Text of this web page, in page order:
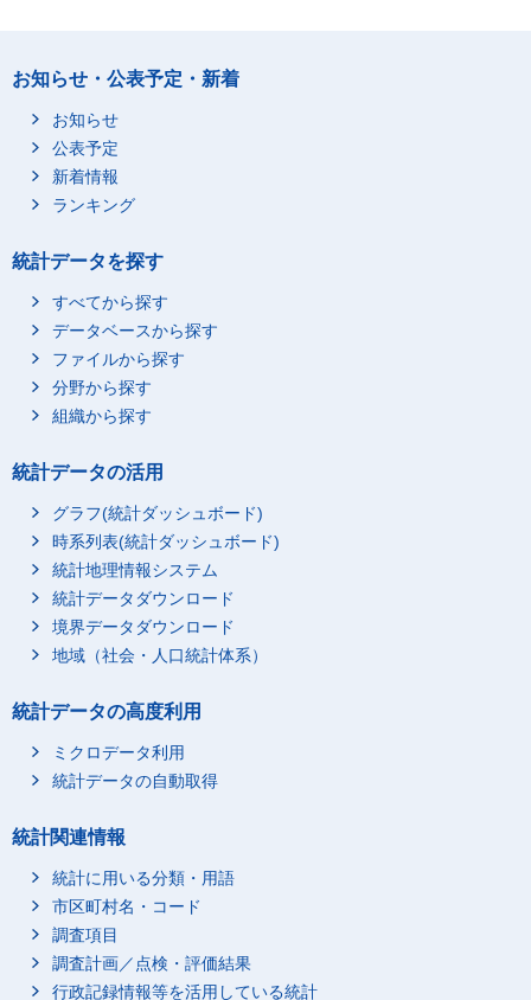
お知らせ・公表予定・新着
お知らせ
公表予定
新着情報
ランキング
統計データを探す
すべてから探す
データベースから探す
ファイルから探す
分野から探す
組織から探す
統計データの活用
グラフ(統計ダッシュボード)
時系列表(統計ダッシュボード)
統計地理情報システム
統計データダウンロード
境界データダウンロード
地域（社会・人口統計体系）
統計データの高度利用
ミクロデータ利用
統計データの自動取得
統計関連情報
統計に用いる分類・用語
市区町村名・コード
調査項目
調査計画／点検・評価結果
行政記録情報等を活用している統計